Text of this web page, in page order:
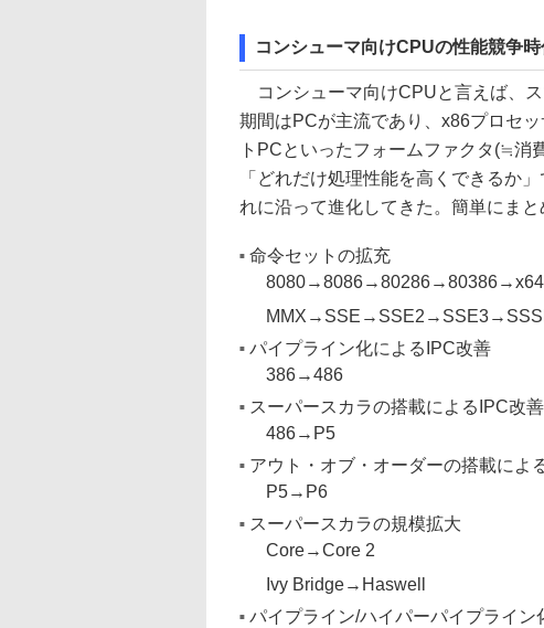
コンシューマ向けCPUの性能競争時
コンシューマ向けCPUと言えば、
期間はPCが主流であり、x86プロセ
トPCといったフォームファクタ(≒消
「どれだけ処理性能を高くできるか
れに沿って進化してきた。簡単にまと
命令セットの拡充
8080→8086→80286→80386→x64
パイプライン化によるIPC改善
386→486
スーパースカラの搭載によるIPC改善
486→P5
アウト・オブ・オーダーの搭載によ
P5→P6
スーパースカラの規模拡大
Core→Core 2
Ivy Bridge→Haswell
パイプライン/ハイパーパイプライン